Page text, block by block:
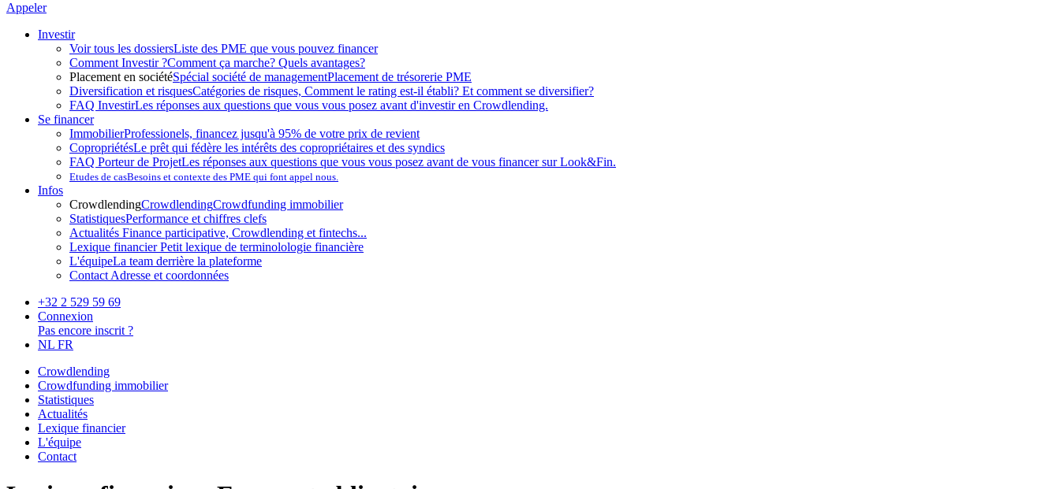
Appeler
Investir
Voir tous les dossiersListe des PME que vous pouvez financer
Comment Investir ?Comment ça marche? Quels avantages?
Placement en sociétéSpécial société de managementPlacement de trésorerie PME
Diversification et risquesCatégories de risques, Comment le rating est-il établi? Et comment se diversifier?
FAQ InvestirLes réponses aux questions que vous vous posez avant d'investir en Crowdlending.
Se financer
ImmobilierProfessionels, financez jusqu'à 95% de votre prix de revient
CopropriétésLe prêt qui fédère les intérêts des copropriétaires et des syndics
FAQ Porteur de ProjetLes réponses aux questions que vous vous posez avant de vous financer sur Look&Fin.
Etudes de casBesoins et contexte des PME qui font appel nous.
Infos
CrowdlendingCrowdlendingCrowdfunding immobilier
StatistiquesPerformance et chiffres clefs
Actualités Finance participative, Crowdlending et fintechs...
Lexique financierPetit lexique de terminolologie financière
L'équipeLa team derrière la plateforme
Contact Adresse et coordonnées
+32 2 529 59 69
Connexion
Pas encore inscrit ?
NL FR
Crowdlending
Crowdfunding immobilier
Statistiques
Actualités
Lexique financier
L'équipe
Contact